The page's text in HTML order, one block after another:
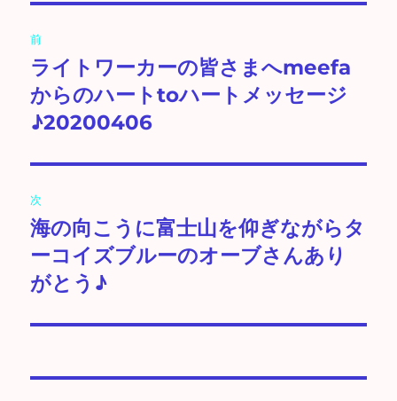
稿
ナ
ビ
ゲ
ー
シ
ョ
ン
前
前
の
投
ライトワーカーの皆さまへmeefa
からのハートtoハートメッセージ
♪20200406
次
次
の
投
海の向こうに富士山を仰ぎながらタ
ーコイズブルーのオーブさんあり
がとう♪